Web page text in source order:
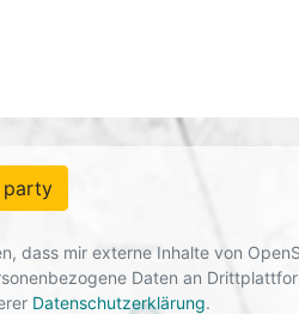
party
dass mir externe Inhalte von
Daten an
Datenschutzerklärung.